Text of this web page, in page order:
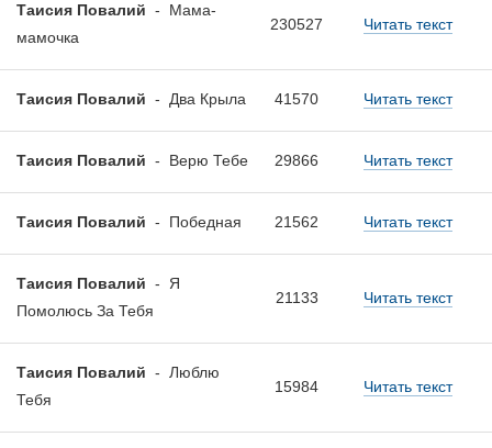
Таисия Повалий - Мама-
мамочка
230527 Читать текст
Таисия Повалий - Два Крыла 41570 Читать текст
Таисия Повалий - Верю Тебе 29866 Читать текст
Таисия Повалий - Победная 21562 Читать текст
Таисия Повалий - Я
Помолюсь За Тебя
21133 Читать текст
Таисия Повалий - Люблю
Тебя
15984 Читать текст